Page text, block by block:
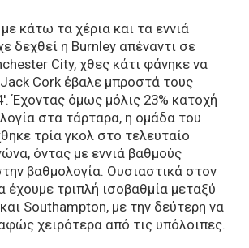
κάτω τα χέρια και τα εννιά
δεχθεί η Burnley απέναντι σε
City, χθες κάτι φάνηκε να
Cork έβαλε μπροστά τους
Έχοντας όμως μόλις 23% κατοχή
στα τάρταρα, η ομάδα του
τρία γκολ στο τελευταίο
όντας με εννιά βαθμούς
βαθμολογία. Ουσιαστικά στον
έχουμε τριπλή ισοβαθμία μεταξύ
και Southampton, με την δεύτερη να
χειρότερα από τις υπόλοιπες.